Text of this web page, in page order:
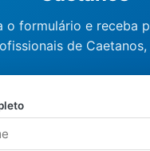
o formulário e receba
de Caetanos,